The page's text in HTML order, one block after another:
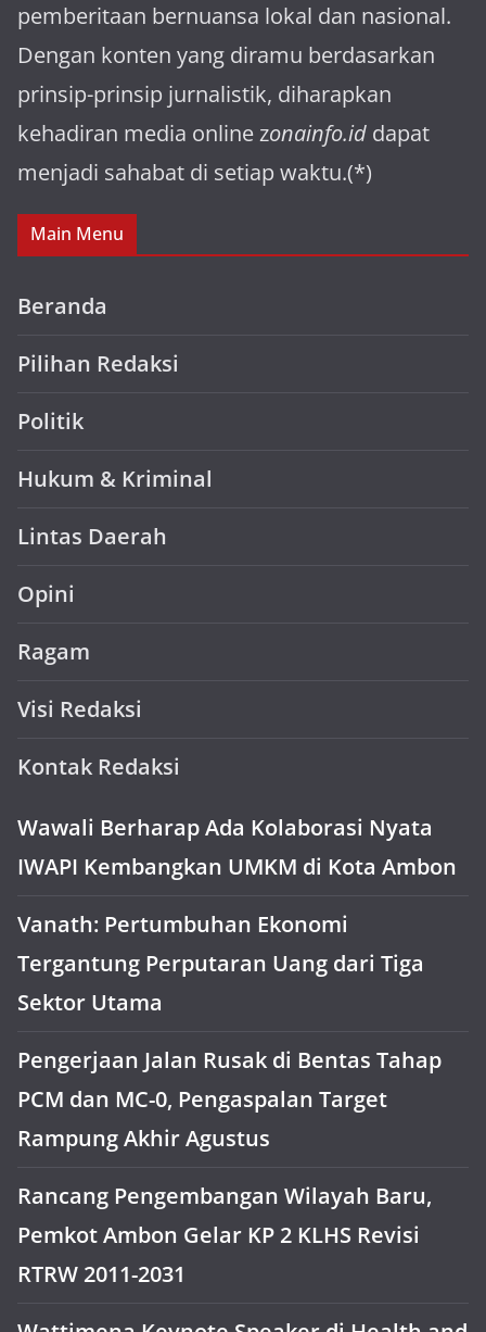
pemberitaan bernuansa lokal dan nasional.
Dengan konten yang diramu berdasarkan
prinsip-prinsip jurnalistik, diharapkan
kehadiran media online zonainfo.id dapat
menjadi sahabat di setiap waktu.(*)
Main Menu
Beranda
Pilihan Redaksi
Politik
Hukum & Kriminal
Lintas Daerah
Opini
Ragam
Visi Redaksi
Kontak Redaksi
Wawali Berharap Ada Kolaborasi Nyata
IWAPI Kembangkan UMKM di Kota Ambon
Vanath: Pertumbuhan Ekonomi
Tergantung Perputaran Uang dari Tiga
Sektor Utama
Pengerjaan Jalan Rusak di Bentas Tahap
PCM dan MC-0, Pengaspalan Target
Rampung Akhir Agustus
Rancang Pengembangan Wilayah Baru,
Pemkot Ambon Gelar KP 2 KLHS Revisi
RTRW 2011-2031